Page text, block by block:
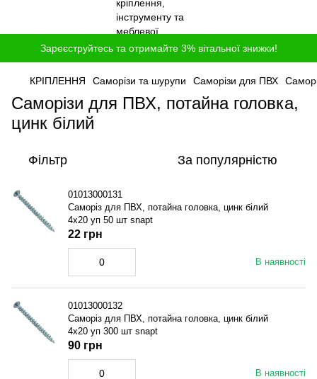
Зареєструйтесь та отримайте 3% вітальної знижки!
КРІПЛЕННЯ Саморізи та шурупи Саморізи для ПВХ
Саморізи для ПВХ, потайна головка,
цинк білий
Фільтр За популярністю
01013000131
Саморіз для ПВХ, потайна головка, цинк білий
4x20 уп 50 шт snapt
В наявності
22 грн
01013000132
Саморіз для ПВХ, потайна головка, цинк білий
4x20 уп 300 шт snapt
В наявності
90 грн